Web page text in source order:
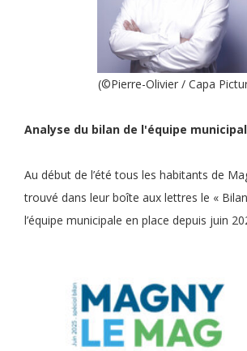
(©Pierre-Olivier / Capa
Analyse du bilan de l'équipe
Au début de l’été tous les habitants de
trouvé dans leur boîte aux lettres le «
l’équipe municipale en place depuis juin